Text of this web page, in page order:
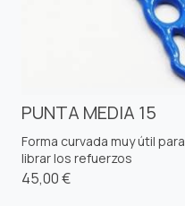
PUNTA MEDIA 15
Forma curvada muy útil para
librar los refuerzos
45,00 €